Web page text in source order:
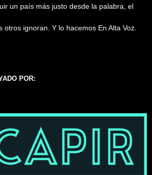
un país más justo desde la palabra, el
otros ignoran. Y lo hacemos En Alta Voz.
POR: